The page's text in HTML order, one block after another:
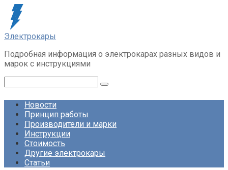
Перейти
контенту
Электрокары
Подробная информация о электрокарах разных видов и
марок с инструкциями
Новости
Принцип работы
Производители и марки
Инструкции
Стоимость
Другие электрокары
Статьи